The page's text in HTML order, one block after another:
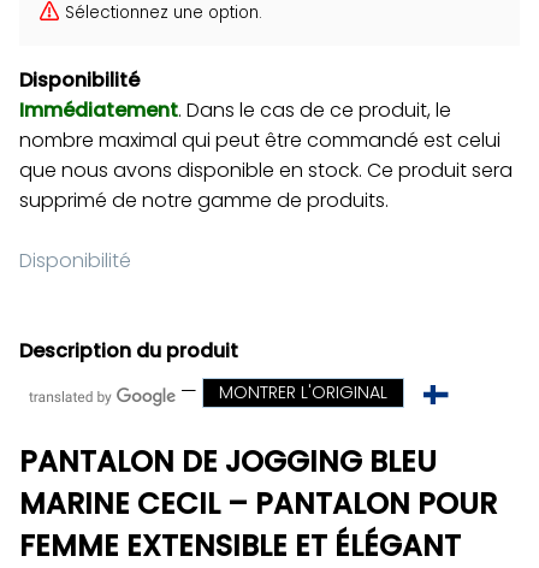
Sélectionnez une option.
Disponibilité
Immédiatement. Dans le cas de ce produit, le
nombre maximal qui peut être commandé est celui
que nous avons disponible en stock. Ce produit sera
supprimé de notre gamme de produits.
Disponibilité
Description du produit
—
MONTRER L'ORIGINAL
PANTALON DE JOGGING BLEU
MARINE CECIL – PANTALON POUR
FEMME EXTENSIBLE ET ÉLÉGANT